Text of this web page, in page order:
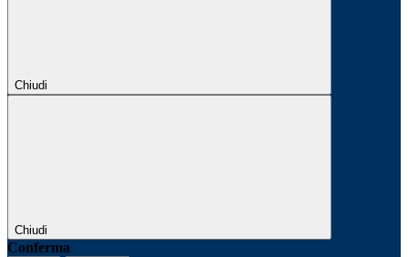
Chiudi
Chiudi
Conferma